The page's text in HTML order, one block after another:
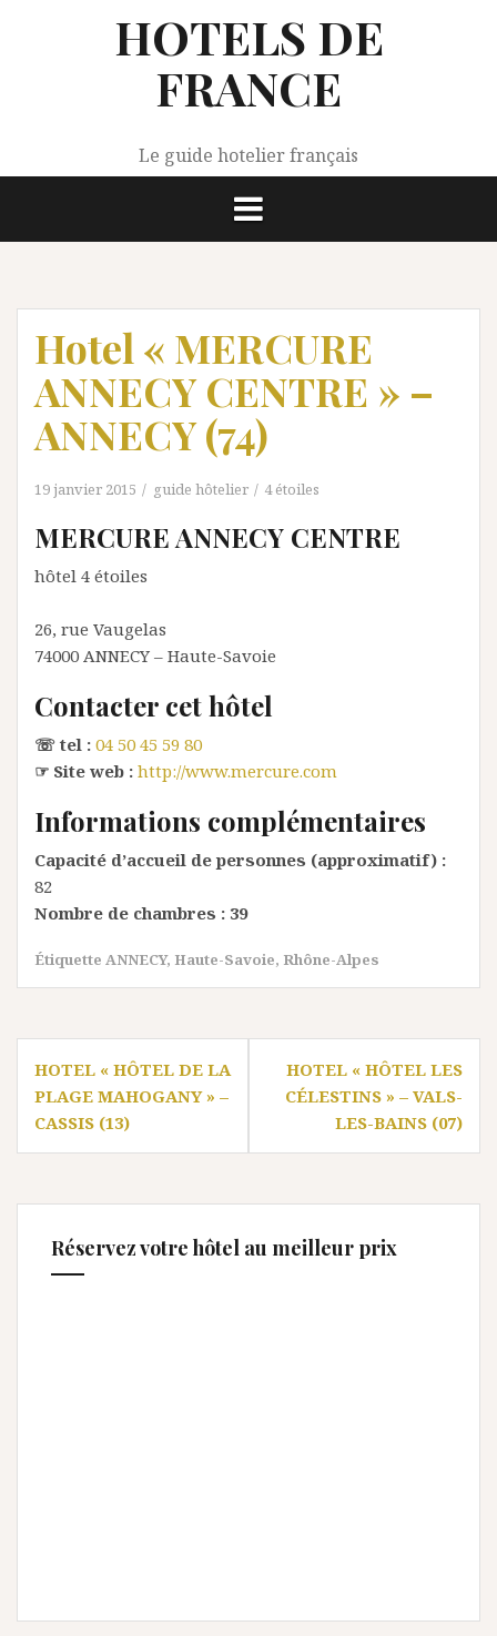
HOTELS DE
FRANCE
Le guide hotelier français
Hotel « MERCURE
ANNECY CENTRE » –
ANNECY (74)
19 janvier 2015 guide hôtelier 4 étoiles
MERCURE ANNECY CENTRE
hôtel 4 étoiles
26, rue Vaugelas
74000 ANNECY – Haute-Savoie
Contacter cet hôtel
☏ tel : 04 50 45 59 80
☞ Site web : http://www.mercure.com
Informations complémentaires
Capacité d’accueil de personnes (approximatif) :
82
Nombre de chambres : 39
Étiquette ANNECY, Haute-Savoie, Rhône-Alpes
Navigation
de
l’article
HOTEL « HÔTEL DE LA
PLAGE MAHOGANY » –
CASSIS (13)
HOTEL « HÔTEL LES
CÉLESTINS » – VALS-
LES-BAINS (07)
Réservez votre hôtel au meilleur prix